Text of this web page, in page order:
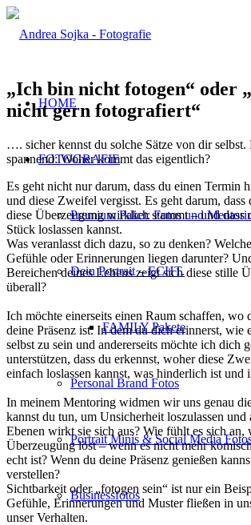
HOME
FOTOGRAFIE
Premium Paket: Fotos und
Dein Portrait – ECHT.
FAMILY Pakete
Personal Brand Fotos
Portrait Minis & Social Media
Businessfotos
„Ich bin nicht fotogen“ oder
nicht gern fotografiert“
…. sicher kennst du solche Sätze von dir selbst.
spannend: Woher kommt das eigentlich?
Es geht nicht nur darum, dass du einen Termin
und diese Zweifel vergisst. Es geht darum, dass
diese Überzeugung wirklich stammt – und dass
Stück loslassen kannst.
Was veranlasst dich dazu, so zu denken?
Gefühle oder Erinnerungen liegen darunter?
Bereichen deines Lebens zeigt sich diese stille
überall?
Ich möchte einerseits einen Raum schaffen, wo
deine Präsenz ist. In dem du dich erinnerst, wie
selbst zu sein und andererseits möchte ich dich
unterstützen, dass du erkennst, woher diese
einfach loslassen kannst, was hinderlich ist und
In meinem Mentoring widmen wir uns genau
kannst du tun, um Unsicherheit loszulassen und
Ebenen wirkt sie sich aus? Wie fühlt es sich an,
Überzeugung löst – wenn es nicht mehr
echt ist? Wenn du deine Präsenz genießen
verstellen?
Sichtbarkeit oder „fotogen sein“ ist nur ein
Gefühle, Erinnerungen und Muster fließen in
unser Verhalten.